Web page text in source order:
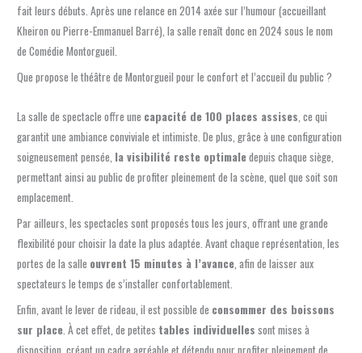
fait leurs débuts. Après une relance en 2014 axée sur l’humour (accueillant
Kheiron ou Pierre-Emmanuel Barré), la salle renaît donc en 2024 sous le nom
de Comédie Montorgueil.
Que propose le théâtre de Montorgueil pour le confort et l’accueil du public ?
La salle de spectacle offre une capacité de 100 places assises, ce qui
garantit une ambiance conviviale et intimiste. De plus, grâce à une configuration
soigneusement pensée, la visibilité reste optimaledepuis chaque siège,
permettant ainsi au public de profiter pleinement de la scène, quel que soit son
emplacement.
Par ailleurs, les spectacles sont proposés tous les jours, offrant une grande
flexibilité pour choisir la date la plus adaptée. Avant chaque représentation, les
portes de la salle ouvrent 15 minutes à l’avance , afin de laisser aux
spectateurs le temps de s’installer confortablement.
Enfin, avant le lever de rideau, il est possible de consommer des boissons
sur place . À cet effet, de petites tables individuelles sont mises à
disposition, créant un cadre agréable et détendu pour profiter pleinement de